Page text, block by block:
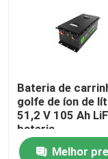
Bateria de
golfe de íon de
51,2 V 105 Ah
bateria
Melhor